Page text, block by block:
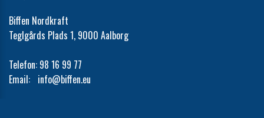
Biffen Nordkraft
Teglgårds Plads 1, 9000 Aalborg
Telefon: 98 16 99 77
Email: info@biffen.eu